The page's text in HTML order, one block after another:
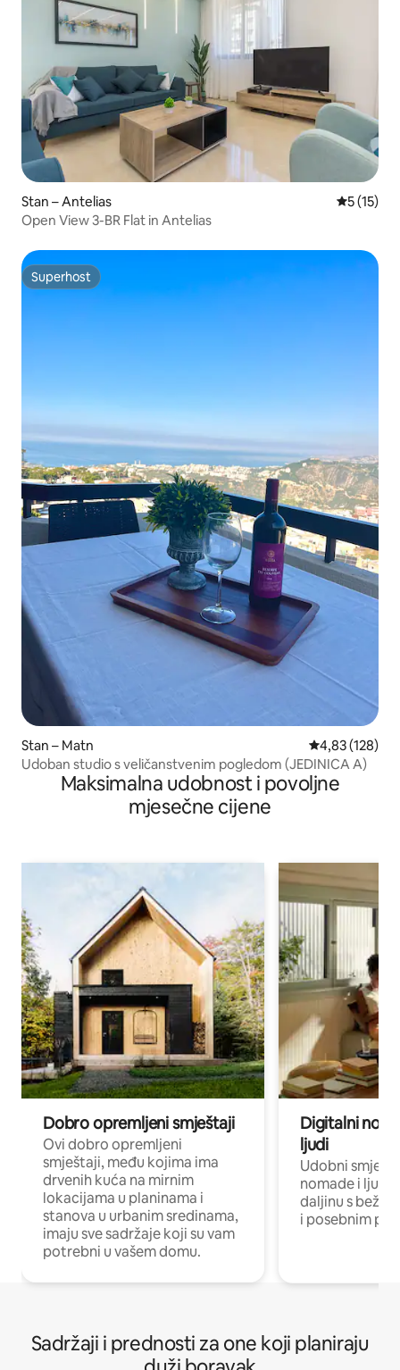
Stan – Antelias Prosječna
5 (15)
Open View 3-BR Flat in Antelias
Superhost
Superhost
Stan – Matn Prosječna
4,83 (128)
Udoban studio s veličanstvenim pogledom (JEDINICA A)
Maksimalna udobnost i povoljne
mjesečne cijene
Dobro opremljeni smještaji
Ovi dobro opremljeni
smještaji, među kojima ima
drvenih kuća na mirnim
lokacijama u planinama i
stanova u urbanim sredinama,
imaju sve sadržaje koji su vam
potrebni u vašem domu.
Digitalni
ljudi
Udobni
nomade i ljude
daljinu s
i posebnim
Sadržaji i prednosti za one koji planiraju